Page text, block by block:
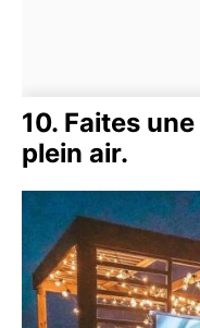
10. Faites
plein air.